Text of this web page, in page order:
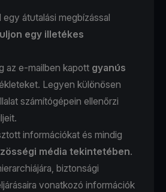
átutalási megbízással
egy illetékes
az e-mailben kapott gyanús
Legyen különösen
számítógépein ellenőrzi
információkat és mindig
média tekintetében.
biztonsági
vonatkozó információk